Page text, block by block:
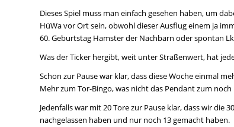
Dieses Spiel muss man einfach gesehen haben, um
HüWa vor Ort sein, obwohl dieser Ausflug einem ja
60. Geburtstag Hamster der Nachbarn oder spontan
Was der Ticker hergibt, weit unter Straßenwert, hat
Schon zur Pause war klar, dass diese Woche einmal
Mehr zum Tor-Bingo, was nicht das Pendant zum
Jedenfalls war mit 20 Tore zur Pause klar, dass wir
nachgelassen haben und nur noch 13 gemacht haben.